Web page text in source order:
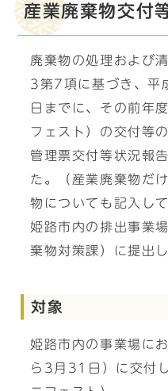
産業廃棄物交付
廃棄物の処理および
3第7項に基づき、
日までに、その前年
フェスト）の交付等
管理票交付等状況報
た。（産業廃棄物だ
物についても記入し
姫路市内の排出事業
棄物対策課）に提出
対象
姫路市内の事業場に
ら3月31日）に交付